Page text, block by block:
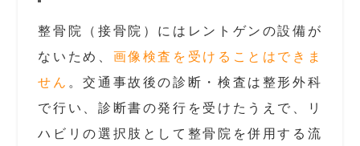
整骨院（接骨院）にはレントゲンの設備が
ないため、 画像検査を受けることはできま
せん 。交通事故後の診断・検査は整形外科
で行い、診断書の発行を受けたうえで、リ
ハビリの選択肢として整骨院を併用する流